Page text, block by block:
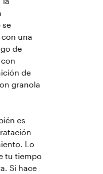
se
una
de
de
granola
es
Lo
tu tiempo
Si hace